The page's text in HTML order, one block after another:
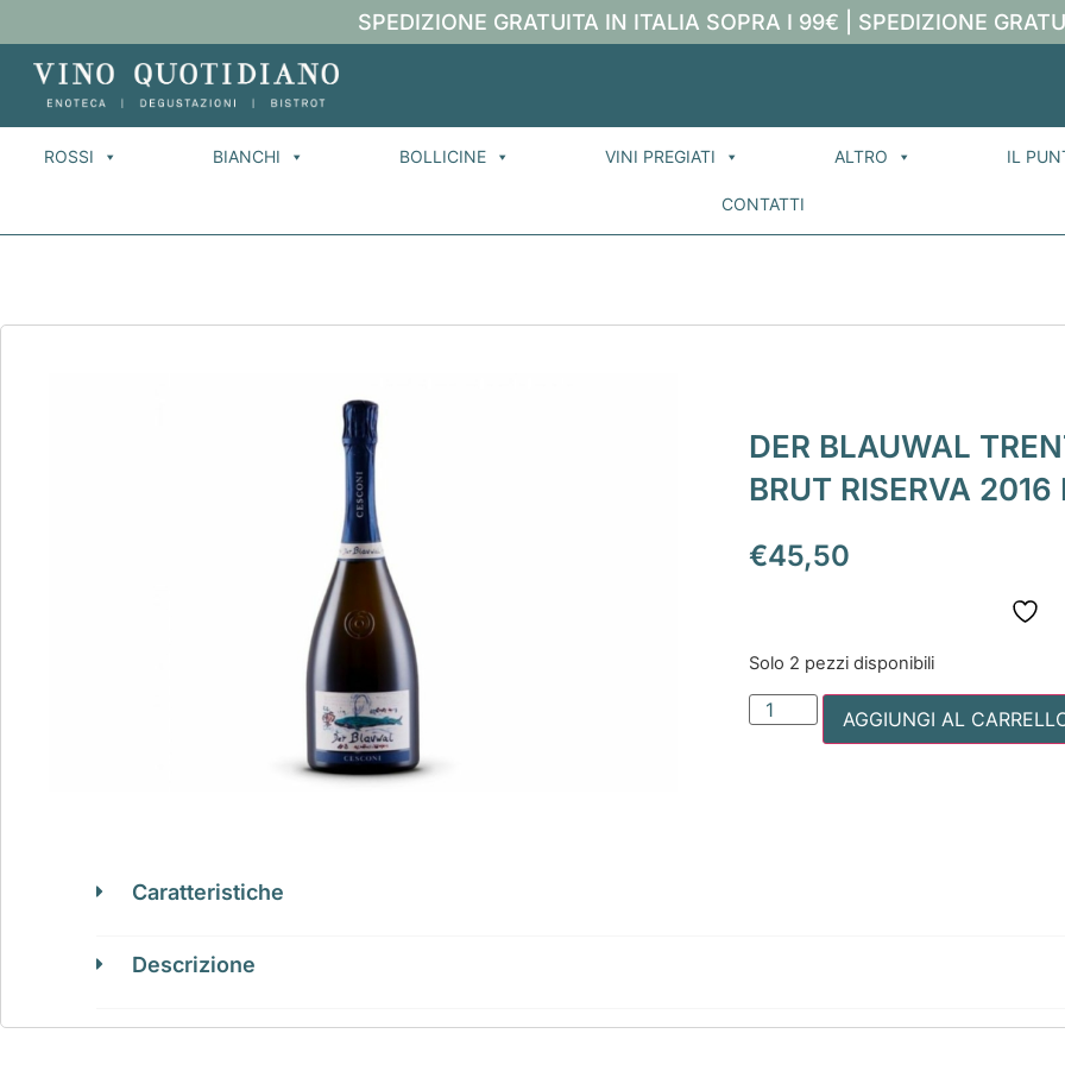
SPEDIZIONE GRATUITA IN ITALIA SOPRA I 99€ | SPEDIZIONE
ROSSI BIANCHI BOLLICINE VINI PREGIATI ALTRO IL
CONTATTI
DER BLAUWAL
BRUT RISERVA
€45,50
Solo 2 pezzi disponibili
AGGIUNGI AL
Caratteristiche
Descrizione